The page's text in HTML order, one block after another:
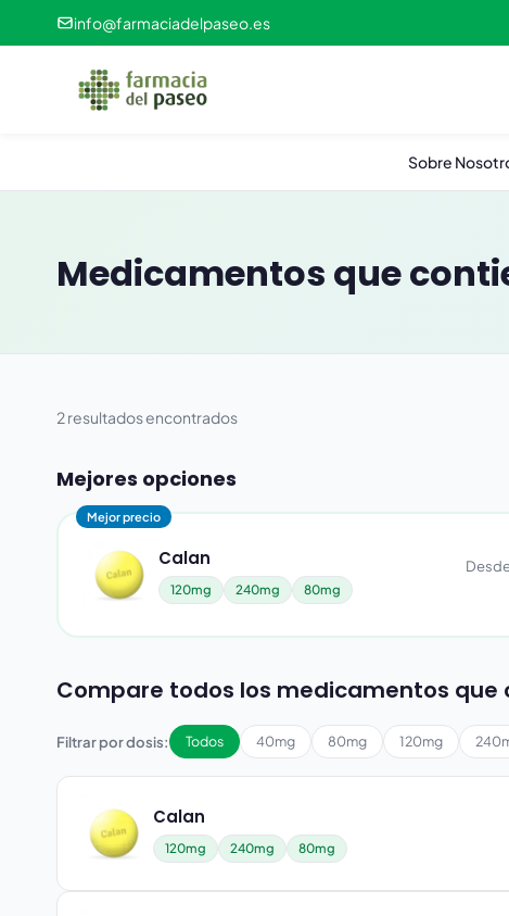
info@farmaciadelpaseo.es
Sobre
Medicamentos que
2 resultados encontrados
Mejores opciones
Mejor precio
Calan
120mg 240mg 80mg
Compare todos los medicamentos que
Filtrar por dosis: Todos 40mg 80mg 120mg
Calan
120mg 240mg 80mg